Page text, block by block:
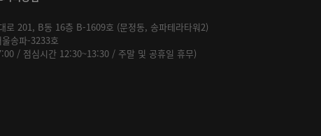
로 201, B동 16층 B-1609호 (문정동, 송파테라타워2)
송파-3233호
/ 점심시간 12:30~13:30 / 주말 및 공휴일 휴무)